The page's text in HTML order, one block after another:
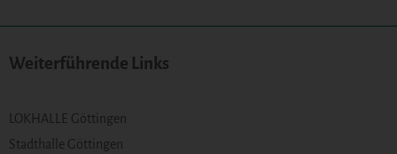
Weiterführende Links
LOKHALLE Göttingen
Stadthalle Göttingen